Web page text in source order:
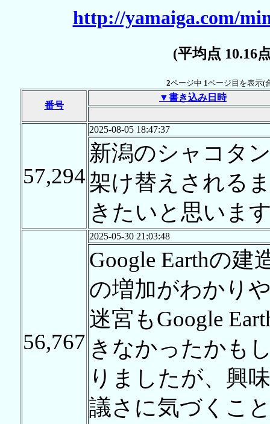
http://yamaiga.com/
(平均点
2ページ中 1ページ目を表示(
番号
▼書き込み日時
57,294
2025-08-05 18:47:37
新潟のシャコタ
架け替えされる
きたいと思いま
56,767
2025-05-30 21:03:48
Google Earthの
の増加がわかり
迷宮もGoogle
きなかったかも
りましたが、興
議さに気づくこ